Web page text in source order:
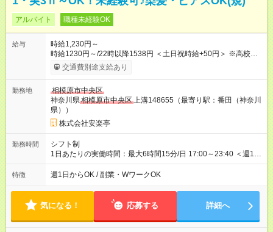
アルバイト 職種未経験OK
給与
時給1,230円～
時給1230円～/22時以降1538円 ＜土日祝時給+50円＞ ※高校生
時給1230円 【試用期間】試用期間あり 試用期間の長さ：12ヶ
月 雇用形態、給与は本採用時と同じです。 ※最大12ヶ月の間
交通費別途支給あり
勤務地
相模原市中央区
神奈川県相模原市中央区上溝148655（最寄り駅：番田（神奈川
県））
株式会社安楽亭
勤務時間
シフト制
1日あたりの実働時間：最大6時間15分/日 17:00～23:40 ＜週1日
～/短時間OK！＞ ※18歳未満・高校生は21:30までの勤務 ・シフ
トは自己申告制だから私生活優先でOK◎ ・週1日もあれば週5日
して短時間」など希望に合わせて働けます！
特徴 週1日からOK / 副業・WワークOK
気になる！ 応募する 詳細へ